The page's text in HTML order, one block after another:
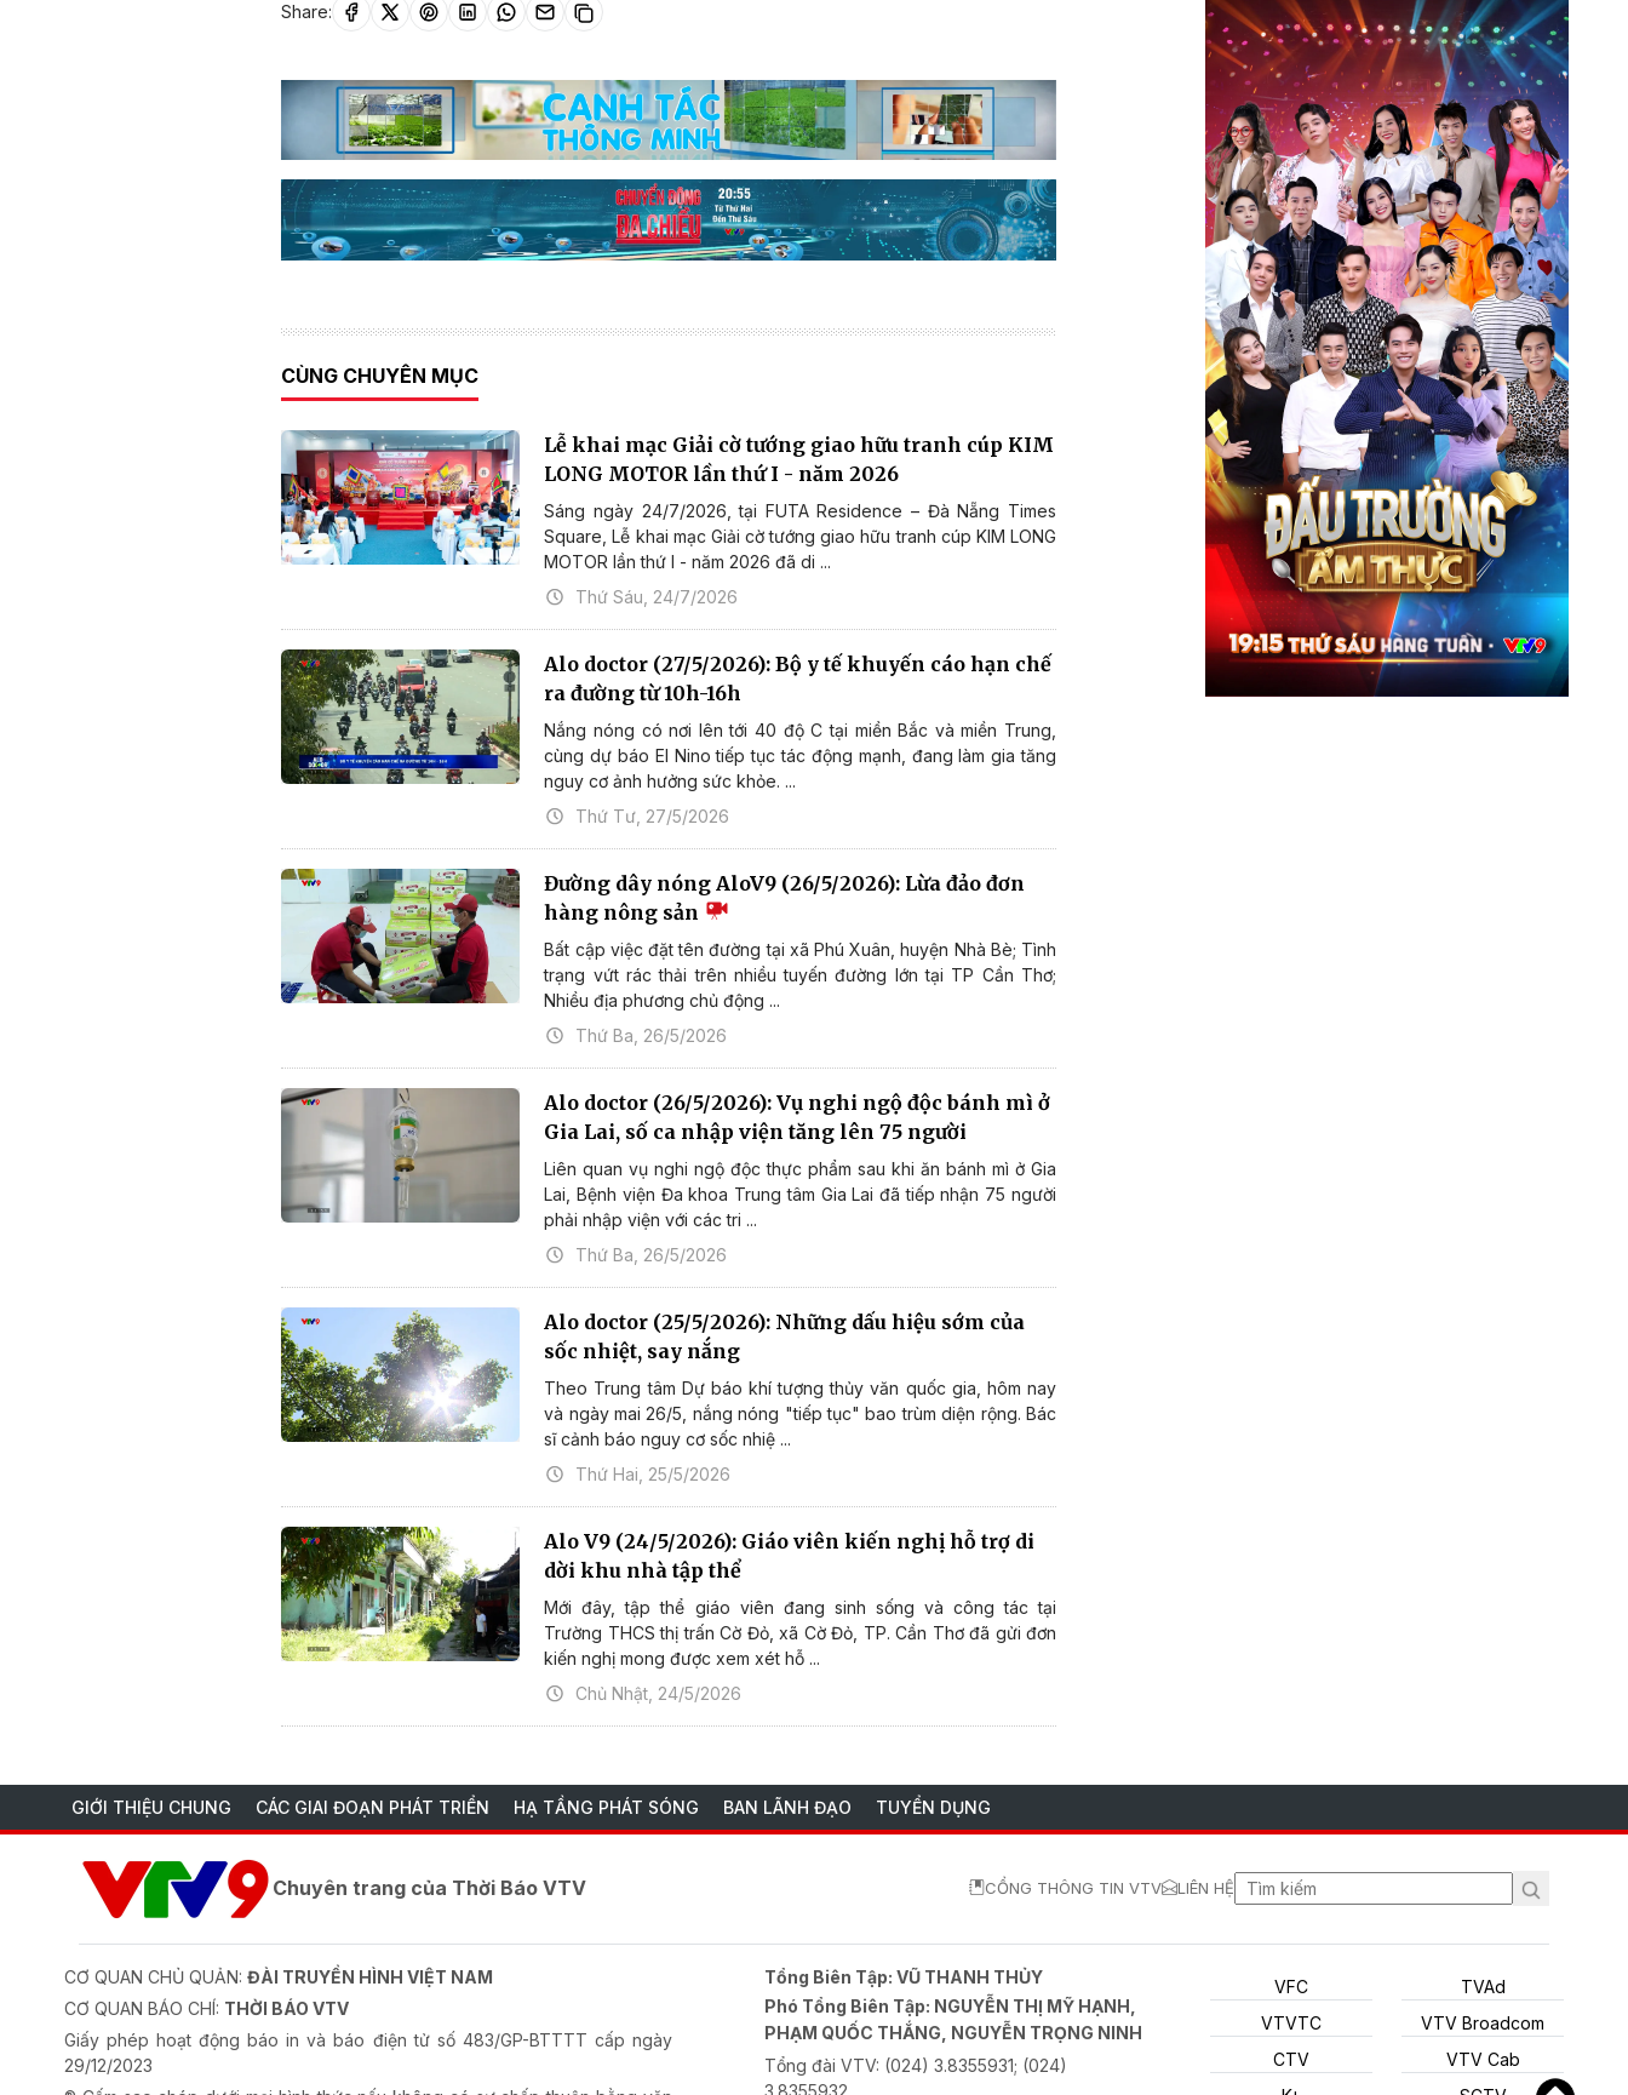
Share:
CÙNG CHUYÊN MỤC
Lễ khai mạc Giải cờ tướng giao hữu tranh cúp KIM
LONG MOTOR lần thứ I - năm 2026
Sáng ngày 24/7/2026, tại FUTA Residence – Đà Nẵng Times
Square, Lễ khai mạc Giải cờ tướng giao hữu tranh cúp KIM LONG
MOTOR lần thứ I - năm 2026 đã di ...
Thứ Sáu, 24/7/2026
Alo doctor (27/5/2026): Bộ y tế khuyến cáo hạn chế
ra đường từ 10h-16h
Nắng nóng có nơi lên tới 40 độ C tại miền Bắc và miền Trung,
cùng dự báo El Nino tiếp tục tác động mạnh, đang làm gia tăng
nguy cơ ảnh hưởng sức khỏe. ...
Thứ Tư, 27/5/2026
Đường dây nóng AloV9 (26/5/2026): Lừa đảo đơn
hàng nông sản
Bất cập việc đặt tên đường tại xã Phú Xuân, huyện Nhà Bè; Tình
trạng vứt rác thải trên nhiều tuyến đường lớn tại TP Cần Thơ;
Nhiều địa phương chủ động ...
Thứ Ba, 26/5/2026
Alo doctor (26/5/2026): Vụ nghi ngộ độc bánh mì ở
Gia Lai, số ca nhập viện tăng lên 75 người
Liên quan vụ nghi ngộ độc thực phẩm sau khi ăn bánh mì ở Gia
Lai, Bệnh viện Đa khoa Trung tâm Gia Lai đã tiếp nhận 75 người
phải nhập viện với các tri ...
Thứ Ba, 26/5/2026
Alo doctor (25/5/2026): Những dấu hiệu sớm của
sốc nhiệt, say nắng
Theo Trung tâm Dự báo khí tượng thủy văn quốc gia, hôm nay
và ngày mai 26/5, nắng nóng "tiếp tục" bao trùm diện rộng. Bác
sĩ cảnh báo nguy cơ sốc nhiệ ...
Thứ Hai, 25/5/2026
Alo V9 (24/5/2026): Giáo viên kiến nghị hỗ trợ di
dời khu nhà tập thể
Mới đây, tập thể giáo viên đang sinh sống và công tác tại
Trường THCS thị trấn Cờ Đỏ, xã Cờ Đỏ, TP. Cần Thơ đã gửi đơn
kiến nghị mong được xem xét hỗ ...
Chủ Nhật, 24/5/2026
GIỚI THIỆU CHUNG CÁC GIAI ĐOẠN PHÁT TRIỂN HẠ TẦNG PHÁT SÓNG BAN LÃNH ĐẠO TUYỂN DỤNG
Chuyên trang của Thời Báo VTV CỔNG THÔNG TIN VTV LIÊN HỆ
CƠ QUAN CHỦ QUẢN: ĐÀI TRUYỀN HÌNH VIỆT NAM
CƠ QUAN BÁO CHÍ: THỜI BÁO VTV
Giấy phép hoạt động báo in và báo điện tử số 483/GP-BTTTT cấp ngày
29/12/2023
Tổng Biên Tập:VŨ THANH THỦY
Phó Tổng Biên Tập: NGUYỄN THỊ MỸ HẠNH,
PHẠM QUỐC THẮNG, NGUYỄN TRỌNG NINH
Tổng đài VTV: (024) 3.8355931; (024)
3.8355932
VFC
VTVTC
CTV
TVAd
VTV Broadcom
VTV Cab